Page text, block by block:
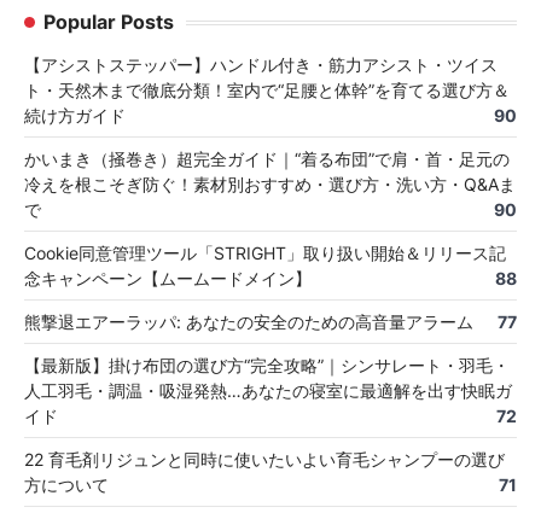
Popular Posts
【アシストステッパー】ハンドル付き・筋力アシスト・ツイス
ト・天然木まで徹底分類！室内で“足腰と体幹”を育てる選び方＆
続け方ガイド
90
かいまき（掻巻き）超完全ガイド｜“着る布団”で肩・首・足元の
冷えを根こそぎ防ぐ！素材別おすすめ・選び方・洗い方・Q&Aま
で
90
Cookie同意管理ツール「STRIGHT」取り扱い開始＆リリース記
念キャンペーン【ムームードメイン】
88
熊撃退エアーラッパ: あなたの安全のための高音量アラーム 77
【最新版】掛け布団の選び方“完全攻略”｜シンサレート・羽毛・
人工羽毛・調温・吸湿発熱…あなたの寝室に最適解を出す快眠ガ
イド
72
22 育毛剤リジュンと同時に使いたいよい育毛シャンプーの選び
方について
71